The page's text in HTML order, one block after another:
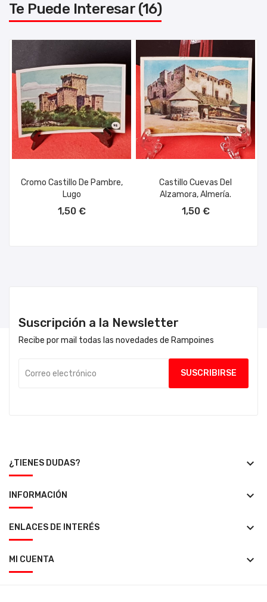
Te Puede Interesar (16)
Cromo Castillo De Pambre,
Lugo
1,50 €
Castillo Cuevas Del
Alzamora, Almería.
1,50 €
Suscripción a la Newsletter
Recibe por mail todas las novedades de Rampoines
¿TIENES DUDAS? keyboard_arrow_down
INFORMACIÓN keyboard_arrow_down
ENLACES DE INTERÉS keyboard_arrow_down
MI CUENTA keyboard_arrow_down